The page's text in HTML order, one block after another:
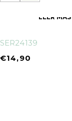
LEER MÁS
SER24139
€14,90